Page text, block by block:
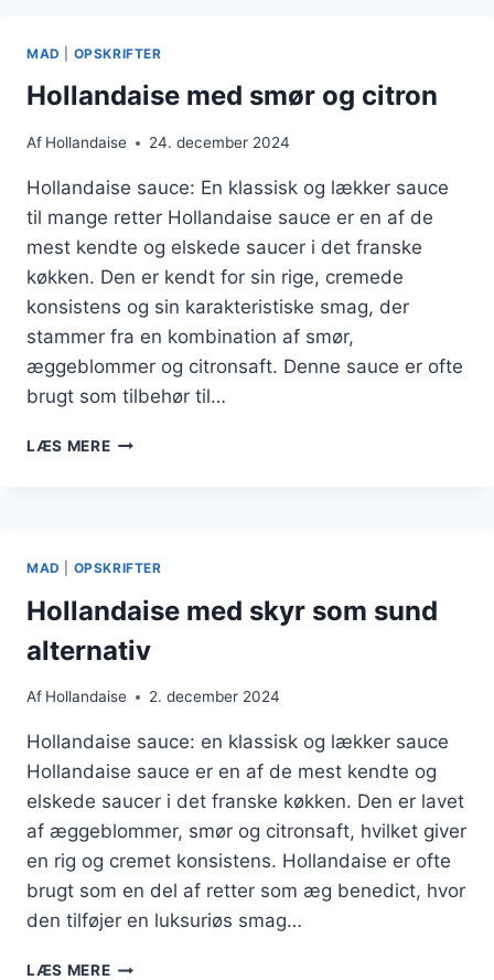
DYBDE
MAD OPSKRIFTER
Hollandaise med smør og citron
Af Hollandaise 24. december 2024
Hollandaise sauce: En klassisk og lækker sauce
til mange retter Hollandaise sauce er en af de
mest kendte og elskede saucer i det franske
køkken. Den er kendt for sin rige, cremede
konsistens og sin karakteristiske smag, der
stammer fra en kombination af smør,
æggeblommer og citronsaft. Denne sauce er ofte
brugt som tilbehør til…
LÆS MEREHOLLANDAISE
MAD OPSKRIFTER
Hollandaise med skyr som sund
alternativ
Af Hollandaise 2. december 2024
Hollandaise sauce: en klassisk og lækker sauce
Hollandaise sauce er en af de mest kendte og
elskede saucer i det franske køkken. Den er lavet
af æggeblommer, smør og citronsaft, hvilket giver
en rig og cremet konsistens. Hollandaise er ofte
brugt som en del af retter som æg benedict, hvor
den tilføjer en luksuriøs smag…
LÆS MEREHOLLANDAISE